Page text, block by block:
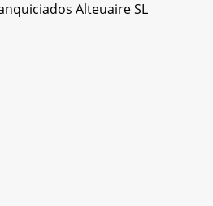
Alteuaire SL